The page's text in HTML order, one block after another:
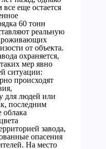
еще остается
60 тонн
реальную
от объекта.
охраняется,
мер явно
ситуации:
происходят
для людей или
последним
облака
завода,
опасения
На место